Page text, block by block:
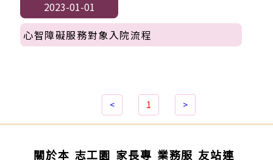
2023-01-01
心智障礙服務對象入院流程
< 1 >
關於本 志工園 家長專 業務服 友站連